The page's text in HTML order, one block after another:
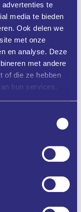
te
media te bieden
Ook delen we
met onze
en analyse. Deze
met andere
of die ze hebben
hun services.
inzetten, plus
en
stappen zijn
vereist)
en ondernemers
kosteloos